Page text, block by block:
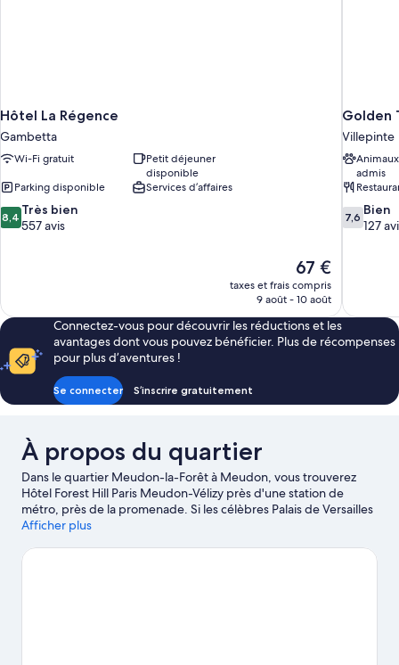
Hôtel La Régence
Gambetta
Wi-Fi gratuit
Petit déjeuner
disponible
Parking disponible
Services d’affaires
8.4
sur
8,4 Très bien
557 avis
Le
nouveau
prix
de
67 €
67 €
taxes et frais compris
9 août - 10 août
Golden
Villepinte
admis
7.6
sur
7,6 Bien
127
Connectez-vous pour découvrir les réductions et les
avantages dont vous pouvez bénéficier. Plus de récompenses
pour plus d’aventures !
Se connecter S’inscrire gratuitement
À propos du quartier
Dans le quartier Meudon-la-Forêt à Meudon, vous trouverez
Hôtel Forest Hill Paris Meudon-Vélizy près d'une station de
métro, près de la promenade. Si les célèbres Palais de Versailles
et Notre-Dame de Paris figurent parmi les immanquables, les
emblématiques Champs-Élysées et Rue Cler. Envie de vibrer le
Afficher plus